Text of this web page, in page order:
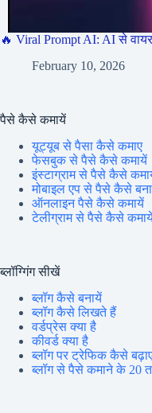
🔥 Viral Prompt AI: AI से
February 10, 2026
पैसे कैसे कमायें
यूट्यूब से पैसा कैसे कमाए
फेसबुक से पैसे कैसे कमायें
इंस्टाग्राम से पैसे कैसे
मोबाइल एप से पैसे कैसे
ऑनलाइन पैसे कैसे कमायें
टेलीग्राम से पैसे कैसे
ब्लॉग्गिंग सीखें
ब्लॉग कैसे बनायें
ब्लॉग कैसे लिखते हैं
वर्डप्रेस क्या है
कीवर्ड क्या है
ब्लॉग पर ट्रेफिक कैसे
ब्लॉग से पैसे कमाने के 20